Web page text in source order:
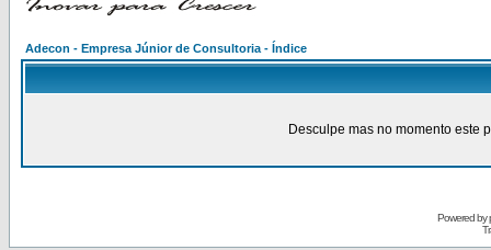
Adecon - Empresa Júnior de Consultoria - Índice
Desculpe mas no momento este
Powered by